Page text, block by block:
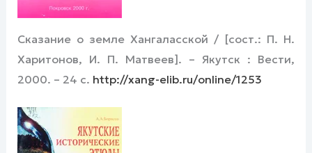
Сказание о земле Хангаласской / [сост.: П. Н.
Харитонов, И. П. Матвеев]. – Якутск : Вести,
2000. – 24 с. http://xang-elib.ru/online/1253